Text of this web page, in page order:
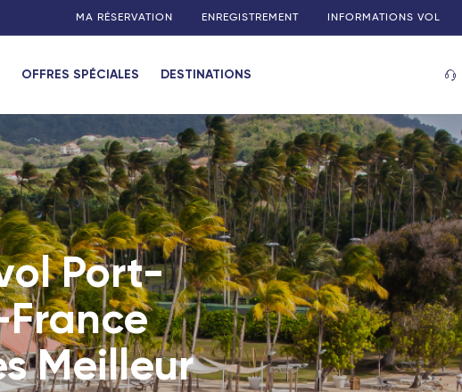
MA RÉSERVATION ENREGISTREMENT INFORMATIONS VOL
OFFRES SPÉCIALES DESTINATIONS
Port-
Meilleur